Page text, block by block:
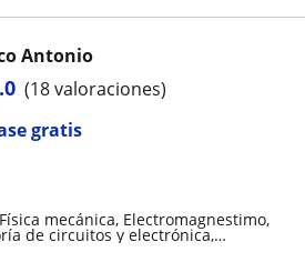
gratis
Antonio
(18 valoraciones)
mecánica, Electromagnestimo,
de circuitos y electrónica,